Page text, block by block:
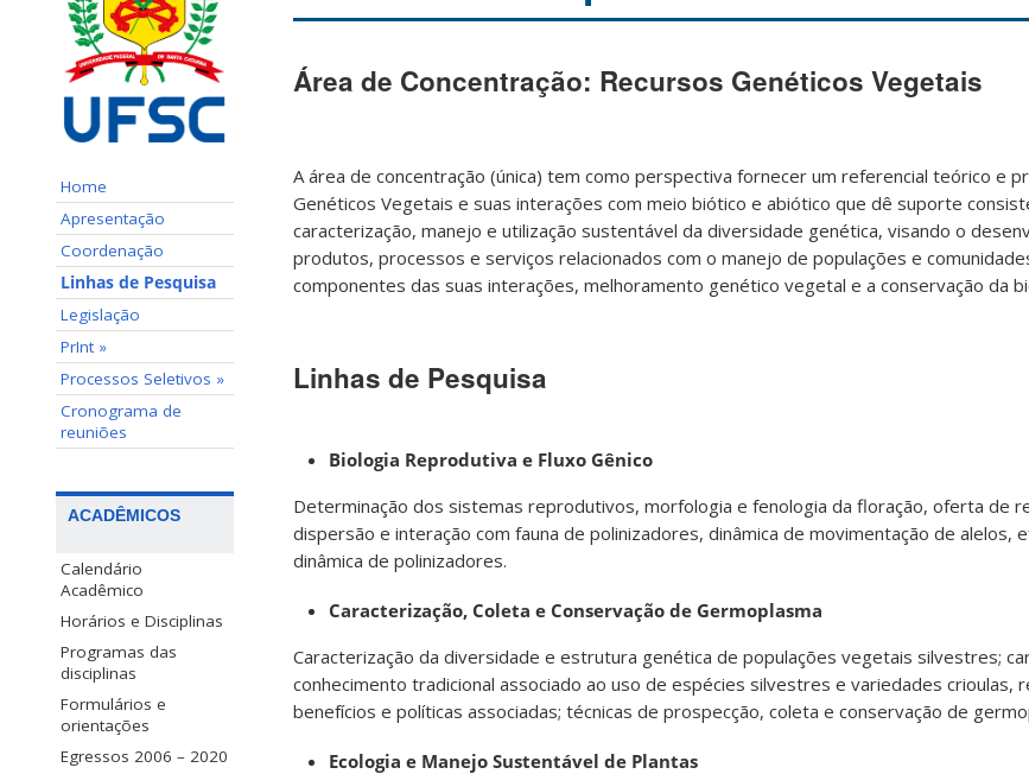
Home
Apresentação
Coordenação
Linhas de Pesquisa
Legislação
PrInt »
Processos Seletivos »
Cronograma de
reuniões
ACADÊMICOS
Calendário
Acadêmico
Horários e Disciplinas
Programas das
disciplinas
Formulários e
orientações
Egressos 2006 – 2020
Área de Concentração: Recursos Genéticos Vegetais
A área de concentração (única) tem como perspectiva fornecer um referencial teórico e
Genéticos Vegetais e suas interações com meio biótico e abiótico que dê suporte
caracterização, manejo e utilização sustentável da diversidade genética, visando o
produtos, processos e serviços relacionados com o manejo de populações e
componentes das suas interações, melhoramento genético vegetal e a conservação da
Linhas de Pesquisa
Biologia Reprodutiva e Fluxo Gênico
Determinação dos sistemas reprodutivos, morfologia e fenologia da floração, oferta de
dispersão e interação com fauna de polinizadores, dinâmica de movimentação de alelos,
dinâmica de polinizadores.
Caracterização, Coleta e Conservação de Germoplasma
Caracterização da diversidade e estrutura genética de populações vegetais silvestres;
conhecimento tradicional associado ao uso de espécies silvestres e variedades crioulas,
benefícios e políticas associadas; técnicas de prospecção, coleta e conservação de
Ecologia e Manejo Sustentável de Plantas